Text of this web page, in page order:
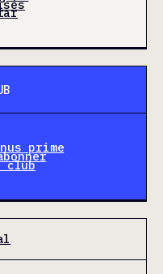
prime
club